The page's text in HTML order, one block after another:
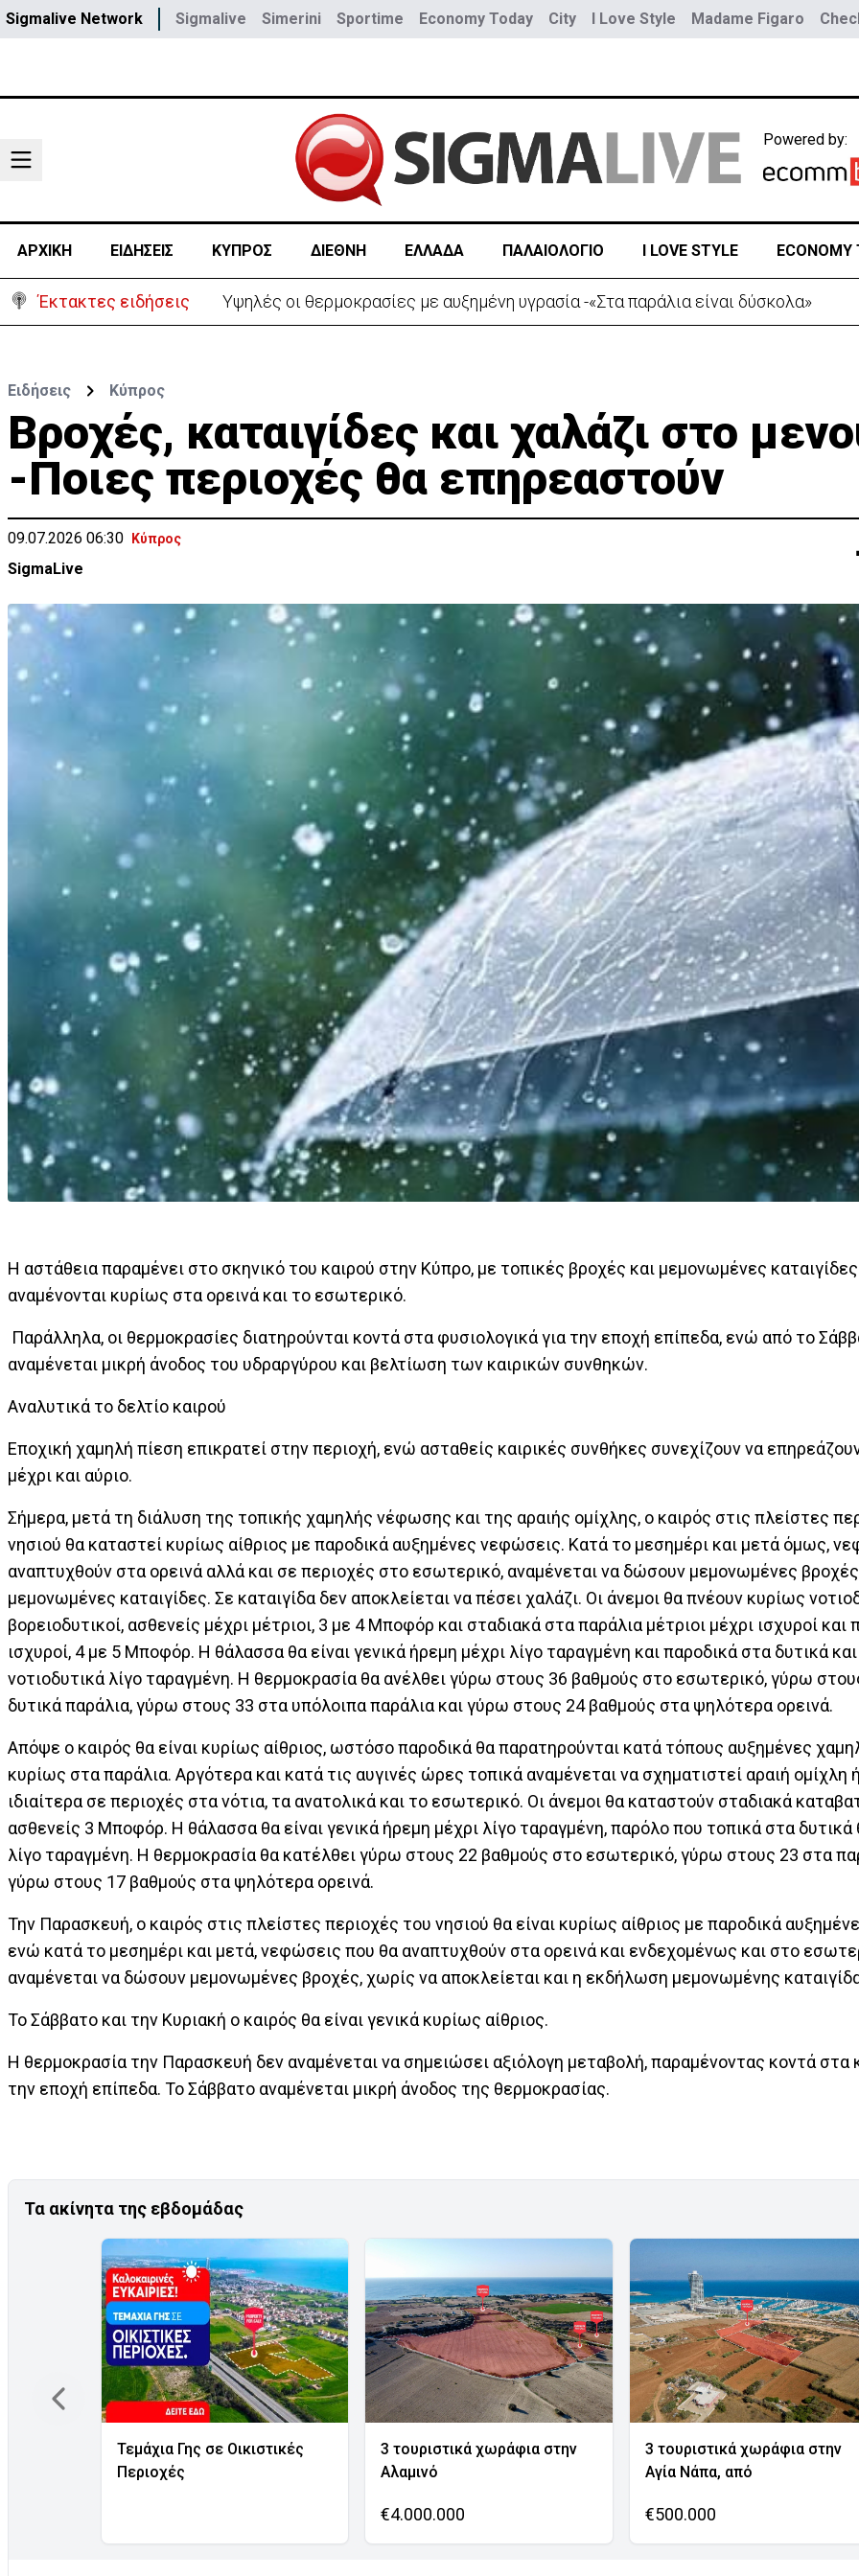
Sigmalive Network Sigmalive Simerini Sportime Economy Today City I Love Style Madame Figaro
Powered by:
ΑΡΧΙΚΗ ΕΙΔΗΣΕΙΣ ΚΥΠΡΟΣ ΔΙΕΘΝΗ ΕΛΛΑΔΑ ΠΑΛΑΙΟΛΟΓΙΟ I LOVE STYLE ECONOMY
Έκτακτες ειδήσεις Υψηλές οι θερμοκρασίες με αυξημένη υγρασία -«Στα παράλια είναι δύσκολα»
Ειδήσεις Κύπρος
Βροχές, καταιγίδες και χαλάζι στο
-Ποιες περιοχές θα επηρεαστούν
09.07.2026 06:30 Κύπρος
SigmaLive
Η αστάθεια παραμένει στο σκηνικό του καιρού στην Κύπρο, με τοπικές βροχές και μεμονωμένες
αναμένονται κυρίως στα ορεινά και το εσωτερικό.
Παράλληλα, οι θερμοκρασίες διατηρούνται κοντά στα φυσιολογικά για την εποχή επίπεδα, ενώ από το
αναμένεται μικρή άνοδος του υδραργύρου και βελτίωση των καιρικών συνθηκών.
Αναλυτικά το δελτίο καιρού
Εποχική χαμηλή πίεση επικρατεί στην περιοχή, ενώ ασταθείς καιρικές συνθήκες συνεχίζουν να
μέχρι και αύριο.
Σήμερα, μετά τη διάλυση της τοπικής χαμηλής νέφωσης και της αραιής ομίχλης, ο καιρός στις πλείστες
νησιού θα καταστεί κυρίως αίθριος με παροδικά αυξημένες νεφώσεις. Κατά το μεσημέρι και μετά όμως,
αναπτυχθούν στα ορεινά αλλά και σε περιοχές στο εσωτερικό, αναμένεται να δώσουν μεμονωμένες
μεμονωμένες καταιγίδες. Σε καταιγίδα δεν αποκλείεται να πέσει χαλάζι. Οι άνεμοι θα πνέουν κυρίως
βορειοδυτικοί, ασθενείς μέχρι μέτριοι, 3 με 4 Μποφόρ και σταδιακά στα παράλια μέτριοι μέχρι ισχυροί και
ισχυροί, 4 με 5 Μποφόρ. Η θάλασσα θα είναι γενικά ήρεμη μέχρι λίγο ταραγμένη και παροδικά στα δυτικά
νοτιοδυτικά λίγο ταραγμένη. Η θερμοκρασία θα ανέλθει γύρω στους 36 βαθμούς στο εσωτερικό, γύρω
δυτικά παράλια, γύρω στους 33 στα υπόλοιπα παράλια και γύρω στους 24 βαθμούς στα ψηλότερα ορεινά.
Απόψε ο καιρός θα είναι κυρίως αίθριος, ωστόσο παροδικά θα παρατηρούνται κατά τόπους αυξημένες
κυρίως στα παράλια. Αργότερα και κατά τις αυγινές ώρες τοπικά αναμένεται να σχηματιστεί αραιή ομίχλη
ιδιαίτερα σε περιοχές στα νότια, τα ανατολικά και το εσωτερικό. Οι άνεμοι θα καταστούν σταδιακά
ασθενείς 3 Μποφόρ. Η θάλασσα θα είναι γενικά ήρεμη μέχρι λίγο ταραγμένη, παρόλο που τοπικά στα δυτικά
λίγο ταραγμένη. Η θερμοκρασία θα κατέλθει γύρω στους 22 βαθμούς στο εσωτερικό, γύρω στους 23 στα
γύρω στους 17 βαθμούς στα ψηλότερα ορεινά.
Την Παρασκευή, ο καιρός στις πλείστες περιοχές του νησιού θα είναι κυρίως αίθριος με παροδικά
ενώ κατά το μεσημέρι και μετά, νεφώσεις που θα αναπτυχθούν στα ορεινά και ενδεχομένως και στο
αναμένεται να δώσουν μεμονωμένες βροχές, χωρίς να αποκλείεται και η εκδήλωση μεμονωμένης
Το Σάββατο και την Κυριακή ο καιρός θα είναι γενικά κυρίως αίθριος.
Η θερμοκρασία την Παρασκευή δεν αναμένεται να σημειώσει αξιόλογη μεταβολή, παραμένοντας κοντά στα
την εποχή επίπεδα. Το Σάββατο αναμένεται μικρή άνοδος της θερμοκρασίας.
Τα ακίνητα της εβδομάδας
Τεμάχια Γης σε Οικιστικές
Περιοχές
3 τουριστικά χωράφια στην
Αλαμινό
€4.000.000
3 τουριστικά χωράφια στην
Αγία Νάπα, από
€500.000